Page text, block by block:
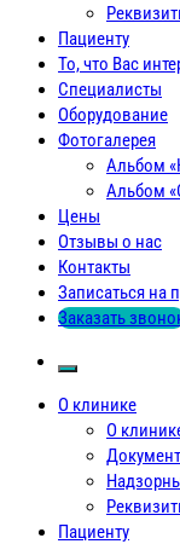
Пациенту
То, что Вас
Специалисты
Оборудование
Фотогалерея
Альбом
Альбом
Цены
Отзывы о нас
Контакты
Записаться на
Заказать
О клинике
О
Пациенту